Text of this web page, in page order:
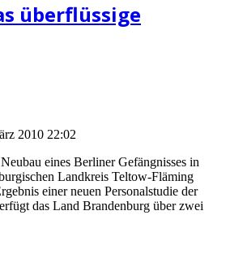
überflüssige
2010 22:02
eines Berliner Gefängnisses in
Landkreis Teltow-Fläming
einer neuen Personalstudie der
das Land Brandenburg über zwei